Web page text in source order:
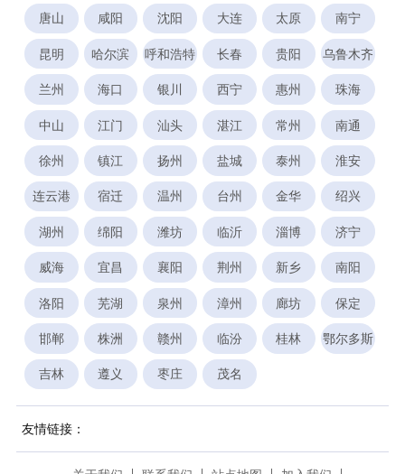
唐山 咸阳 沈阳 大连 太原 南宁
昆明 哈尔滨 呼和浩特 长春 贵阳 乌鲁木齐
兰州 海口 银川 西宁 惠州 珠海
中山 江门 汕头 湛江 常州 南通
徐州 镇江 扬州 盐城 泰州 淮安
连云港 宿迁 温州 台州 金华 绍兴
湖州 绵阳 潍坊 临沂 淄博 济宁
威海 宜昌 襄阳 荆州 新乡 南阳
洛阳 芜湖 泉州 漳州 廊坊 保定
邯郸 株洲 赣州 临汾 桂林 鄂尔多斯
吉林 遵义 枣庄 茂名
友情链接：